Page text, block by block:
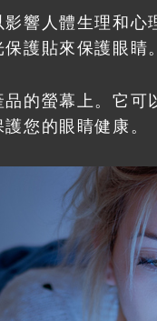
響人體生理和
護貼來保護眼睛。
的螢幕上。它
您的眼睛健康。